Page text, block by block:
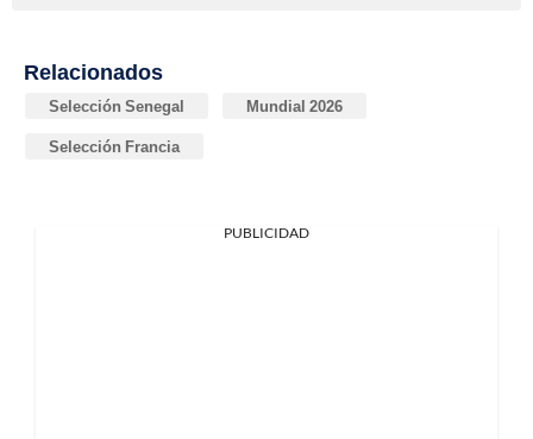
Relacionados
Selección Senegal Mundial 2026
Selección Francia
PUBLICIDAD